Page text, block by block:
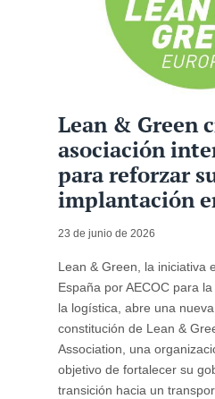
Lean & Green
asociación
para reforzar
implantación
23 de junio de 2026
Lean & Green, la iniciativa
España por AECOC para
la logística, abre una
constitución de Lean &
Association, una
objetivo de fortalecer su
transición hacia un